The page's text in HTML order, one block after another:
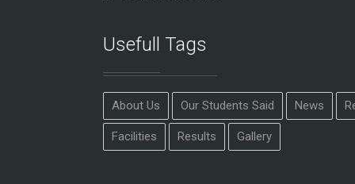
Usefull Tags
About Us Our Students Said News
Facilities Results Gallery